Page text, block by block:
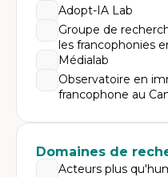
Adopt-IA Lab
Groupe de
les francophonies
Médialab
Observatoire en
francophone au
Domaines de
Acteurs plus